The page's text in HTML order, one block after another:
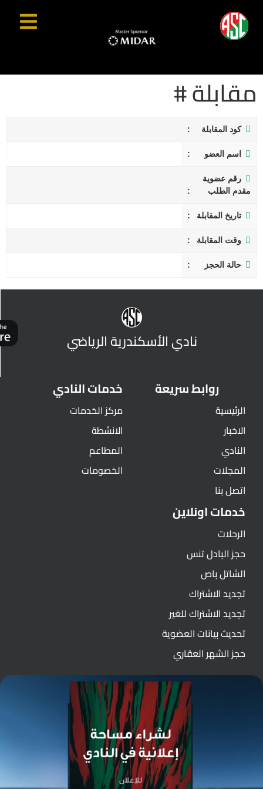
مقابلة #
كود المقابلة
اسم العضو
رقم عضوية
مقدم الطلب
تاريخ المقابلة
وقت المقابلة
حالة الحجز
نادي الأسكندرية الرياضي
روابط سريعة
الرئيسية
الاخبار
النادي
المجلات
اتصل بنا
خدمات النادي
مركز الخدمات
الانشطة
المطاعم
الخصومات
خدمات اونلاين
الرحلات
حجز البادل تنس
الشاتل باص
تجديد الاشتراك
تجديد الاشتراك للغير
تحديث بيانات العضوية
حجز الشهر العقاري